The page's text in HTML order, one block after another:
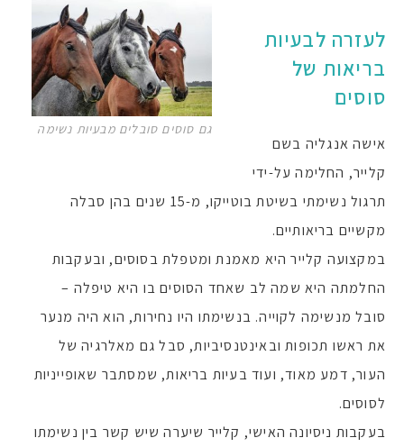
גם סוסים סובלים מבעיות נשימה
לעזרה לבעיות
בריאות של
סוסים
אישה אנגליה בשם
קלייר, החלימה על-ידי
תרגול נשימתי בשיטת בוטייקו, מ-15 שנים בהן סבלה
מקשיים בריאותיים.
במקצועה קלייר היא מאמנת ומטפלת בסוסים, ובעקבות
החלמתה היא שמה לב שאחד הסוסים בו היא טיפלה –
סובל מנשימה לקוייה. בנשימתו היו נחירות, הוא היה מנער
את ראשו תכופות ובאינטנסיביות, סבל גם מאלרגיה של
העור, דמע מאוד, ועוד בעיות בריאות, שמסתבר שאופייניות
לסוסים.
בעקבות ניסיונה האישי, קלייר שיערה שיש קשר בין נשימתו